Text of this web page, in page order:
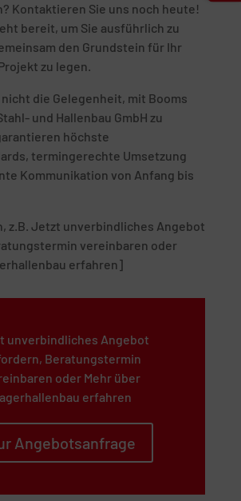
Kontaktieren Sie uns noch heute!
bereit, um Sie ausführlich zu
den Grundstein für Ihr
zu legen.
nicht die Gelegenheit, mit Booms
und Hallenbau GmbH zu
höchste
termingerechte Umsetzung
Kommunikation von Anfang bis
z.B. Jetzt unverbindliches Angebot
vereinbaren oder
erfahren]
unverbindliches Angebot
Beratungstermin
oder Mehr über
erfahren
Angebotsanfrage